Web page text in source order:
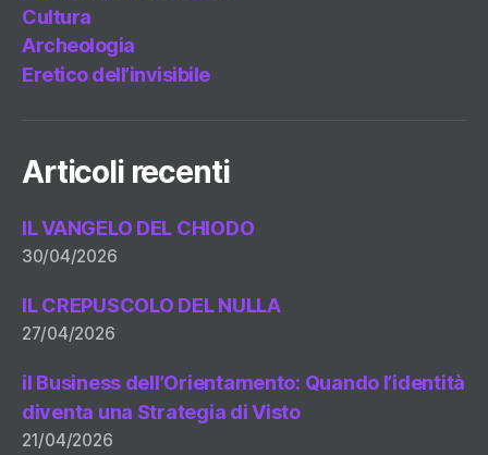
Cultura
Archeologia
Eretico dell’invisibile
Articoli recenti
IL VANGELO DEL CHIODO
30/04/2026
IL CREPUSCOLO DEL NULLA
27/04/2026
il Business dell’Orientamento: Quando l’identità
diventa una Strategia di Visto
21/04/2026